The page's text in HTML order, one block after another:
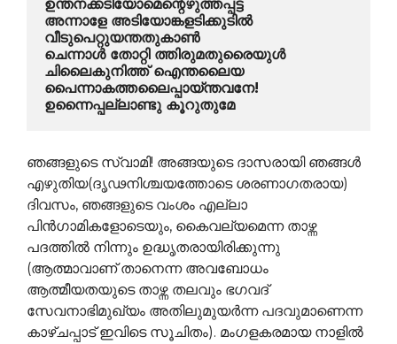
ഉന്തനക്കടിയോമെന്റെഴുത്തപ്പട്ട
അന്നാളേ അടിയോങ്കളടിക്കുടിൽ
വീടുപെറ്റുയന്തതുകാണ്‍
ചെന്നാള്‍ തോറ്റി ത്തിരുമതുരൈയുള്‍
ചിലൈകുനിത്ത് ഐന്തലൈയ
പൈന്നാകത്തലൈപ്പായ്ന്തവനേ!
ഉന്നൈപ്പല്ലാണ്ടു കൂറുതുമേ
ഞങ്ങളുടെ സ്വാമി! അങ്ങയുടെ ദാസരായി ഞങ്ങള്‍
എഴുതിയ(ദൃഢനിശ്ചയത്തോടെ ശരണാഗതരായ)
ദിവസം, ഞങ്ങളുടെ വംശം എല്ലാ
പിന്‍ഗാമികളോടെയും, കൈവല്യമെന്ന താഴ്ന്ന
പദത്തില്‍ നിന്നും ഉദ്ധൃതരായിരിക്കുന്നു
(ആത്മാവാണ് താനെന്ന അവബോധം
ആത്മീയതയുടെ താഴ്ന്ന തലവും ഭഗവദ്
സേവനാഭിമുഖ്യം അതിലുമുയര്‍ന്ന പദവുമാണെന്ന
കാഴ്ചപ്പാട് ഇവിടെ സൂചിതം). മംഗളകരമായ നാളില്‍